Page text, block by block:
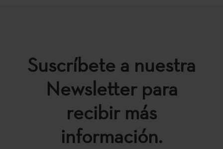
Suscríbete a nuestra
Newsletter para
recibir más
información.